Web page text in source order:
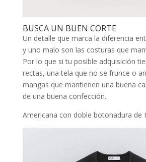
BUSCA UN BUEN CORTE
Un detalle que marca la diferencia
y uno malo son las costuras que
Por lo que si tu posible adquisición
rectas, una tela que no se frunce o
mangas que mantienen una buena
de una buena confección.
Americana con doble botonadura de